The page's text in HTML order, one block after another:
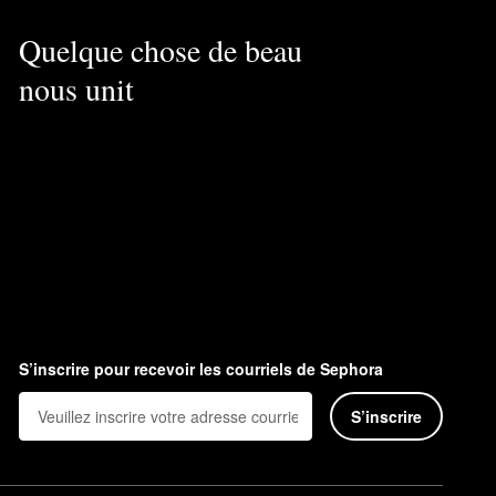
Quelque chose de beau
nous unit
S’inscrire pour recevoir les courriels de Sephora
S’inscrire